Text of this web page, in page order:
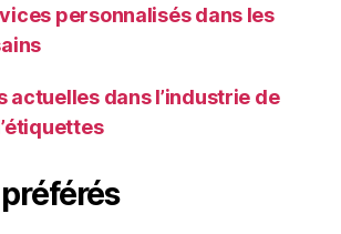
personnalisés dans les
actuelles dans l’industrie de